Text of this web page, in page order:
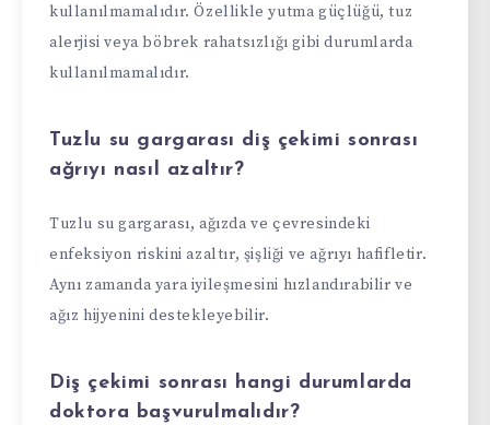
kullanılmamalıdır. Özellikle yutma güçlüğü, tuz
alerjisi veya böbrek rahatsızlığı gibi durumlarda
kullanılmamalıdır.
Tuzlu su gargarası diş çekimi sonrası
ağrıyı nasıl azaltır?
Tuzlu su gargarası, ağızda ve çevresindeki
enfeksiyon riskini azaltır, şişliği ve ağrıyı hafifletir.
Aynı zamanda yara iyileşmesini hızlandırabilir ve
ağız hijyenini destekleyebilir.
Diş çekimi sonrası hangi durumlarda
doktora başvurulmalıdır?